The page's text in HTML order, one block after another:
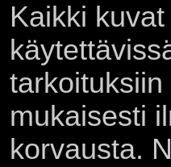
Kaikki
tarkoituksiin
mukaisesti
korvausta.